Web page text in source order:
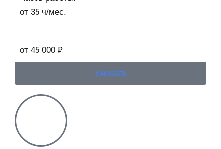
от 35 ч/мес.​
от 45 000 ₽
Заказать